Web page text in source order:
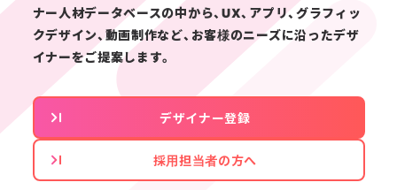
ナー人材データベースの中から、 UX、アプリ、グラフィッ
クデザイン、動画制作など、 お客様のニーズに沿ったデザ
イナーをご提案します。
デザイナー登録
採用担当者の方へ